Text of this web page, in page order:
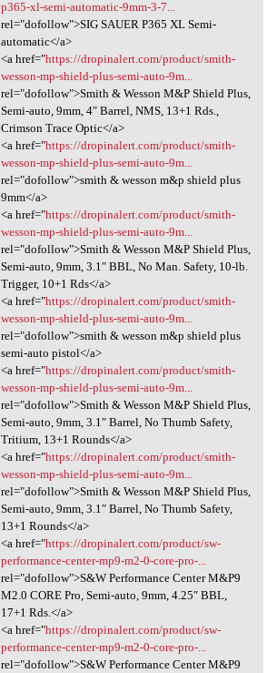
p365-xl-semi-automatic-9mm-3-7...
rel="dofollow">SIG SAUER P365 XL Semi-
automatic</a>
<a href="https://dropinalert.com/product/smith-
wesson-mp-shield-plus-semi-auto-9m...
rel="dofollow">Smith & Wesson M&P Shield Plus,
Semi-auto, 9mm, 4″ Barrel, NMS, 13+1 Rds.,
Crimson Trace Optic</a>
<a href="https://dropinalert.com/product/smith-
wesson-mp-shield-plus-semi-auto-9m...
rel="dofollow">smith & wesson m&p shield plus
9mm</a>
<a href="https://dropinalert.com/product/smith-
wesson-mp-shield-plus-semi-auto-9m...
rel="dofollow">Smith & Wesson M&P Shield Plus,
Semi-auto, 9mm, 3.1″ BBL, No Man. Safety, 10-lb.
Trigger, 10+1 Rds</a>
<a href="https://dropinalert.com/product/smith-
wesson-mp-shield-plus-semi-auto-9m...
rel="dofollow">smith & wesson m&p shield plus
semi-auto pistol</a>
<a href="https://dropinalert.com/product/smith-
wesson-mp-shield-plus-semi-auto-9m...
rel="dofollow">Smith & Wesson M&P Shield Plus,
Semi-auto, 9mm, 3.1″ Barrel, No Thumb Safety,
Tritium, 13+1 Rounds</a>
<a href="https://dropinalert.com/product/smith-
wesson-mp-shield-plus-semi-auto-9m...
rel="dofollow">Smith & Wesson M&P Shield Plus,
Semi-auto, 9mm, 3.1″ Barrel, No Thumb Safety,
13+1 Rounds</a>
<a href="https://dropinalert.com/product/sw-
performance-center-mp9-m2-0-core-pro-...
rel="dofollow">S&W Performance Center M&P9
M2.0 CORE Pro, Semi-auto, 9mm, 4.25″ BBL,
17+1 Rds.</a>
<a href="https://dropinalert.com/product/sw-
performance-center-mp9-m2-0-core-pro-...
rel="dofollow">S&W Performance Center M&P9